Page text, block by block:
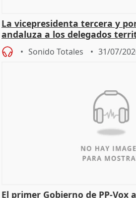
La vicepresidenta tercera y
andaluza a los delegados
Sonido Totales 31/07/
El primer Gobierno de PP-Vox